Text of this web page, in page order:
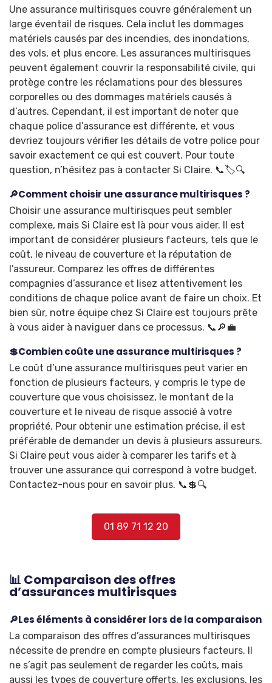
Une assurance multirisques couvre généralement un
large éventail de risques. Cela inclut les dommages
matériels causés par des incendies, des inondations,
des vols, et plus encore. Les assurances multirisques
peuvent également couvrir la responsabilité civile, qui
protège contre les réclamations pour des blessures
corporelles ou des dommages matériels causés à
d’autres. Cependant, il est important de noter que
chaque police d’assurance est différente, et vous
devriez toujours vérifier les détails de votre police pour
savoir exactement ce qui est couvert. Pour toute
question, n’hésitez pas à contacter Si Claire. 📞🏷️🔍
🔎Comment choisir une assurance multirisques ?
Choisir une assurance multirisques peut sembler
complexe, mais Si Claire est là pour vous aider. Il est
important de considérer plusieurs facteurs, tels que le
coût, le niveau de couverture et la réputation de
l’assureur. Comparez les offres de différentes
compagnies d’assurance et lisez attentivement les
conditions de chaque police avant de faire un choix. Et
bien sûr, notre équipe chez Si Claire est toujours prête
à vous aider à naviguer dans ce processus. 📞🔎💼
💲Combien coûte une assurance multirisques ?
Le coût d’une assurance multirisques peut varier en
fonction de plusieurs facteurs, y compris le type de
couverture que vous choisissez, le montant de la
couverture et le niveau de risque associé à votre
propriété. Pour obtenir une estimation précise, il est
préférable de demander un devis à plusieurs assureurs.
Si Claire peut vous aider à comparer les tarifs et à
trouver une assurance qui correspond à votre budget.
Contactez-nous pour en savoir plus. 📞💲🔍
01 89 71 12 20
📊 Comparaison des offres
d’assurances multirisques
🔎Les éléments à considérer lors de la comparaison
La comparaison des offres d’assurances multirisques
nécessite de prendre en compte plusieurs facteurs. Il
ne s’agit pas seulement de regarder les coûts, mais
aussi les types de couverture offerts, les exclusions, les